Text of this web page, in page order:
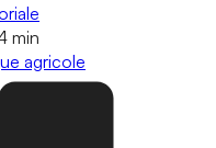
min
agricole